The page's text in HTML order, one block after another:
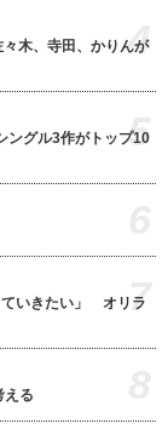
木、寺田、かりんが
4
ングル3作がトップ10
5
ていきたい」 オリラ
7
える